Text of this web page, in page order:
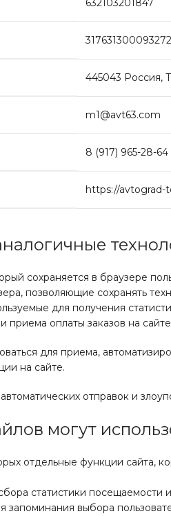
632103201847
317631300093272
445043 Россия,
m1@avt63.com
8 (917) 965-28-64
https://avtograd-
сохраняется в браузере
позволяющие сохранять
для получения
оплаты заказов на
для приема,
на сайте.
отправок и
могут
отдельные функции сайта,
статистики посещаемости
выбора